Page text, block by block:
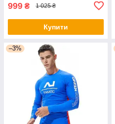
999 ₴ 1 025 ₴
Купити
–3%